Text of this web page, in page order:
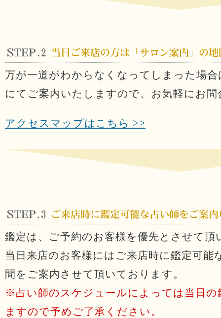
万が一道がわからなくなってしまった場合
にてご案内いたしますので、お気軽にお
アクセスマップはこちら >>
鑑定は、ご予約のお客様を優先とさせて頂
当日来店のお客様にはご来店時に鑑定可能
間をご案内させて頂いております。
※占い師のスケジュールによっては当日の
ますので予めご了承ください。